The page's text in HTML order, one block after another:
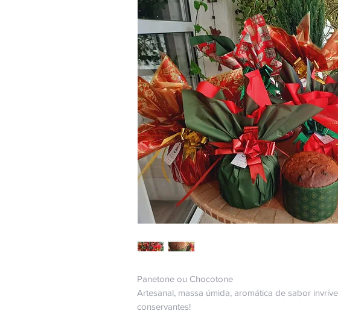
Panetone ou Chocotone
Artesanal, massa úmida, aromática de sabor
conservantes!